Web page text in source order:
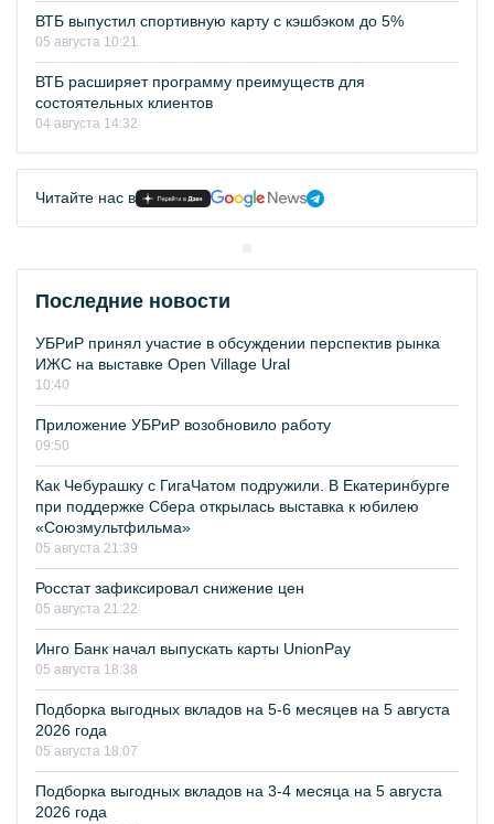
ВТБ выпустил спортивную карту с кэшбэком до 5%
05 августа 10:21
ВТБ расширяет программу преимуществ для
состоятельных клиентов
04 августа 14:32
Читайте нас в
Последние новости
УБРиР принял участие в обсуждении перспектив рынка
ИЖС на выставке Open Village Ural
10:40
Приложение УБРиР возобновило работу
09:50
Как Чебурашку с ГигаЧатом подружили. В Екатеринбурге
при поддержке Сбера открылась выставка к юбилею
«Союзмультфильма»
05 августа 21:39
Росстат зафиксировал снижение цен
05 августа 21:22
Инго Банк начал выпускать карты UnionPay
05 августа 18:38
Подборка выгодных вкладов на 5-6 месяцев на 5 августа
2026 года
05 августа 18:07
Подборка выгодных вкладов на 3-4 месяца на 5 августа
2026 года